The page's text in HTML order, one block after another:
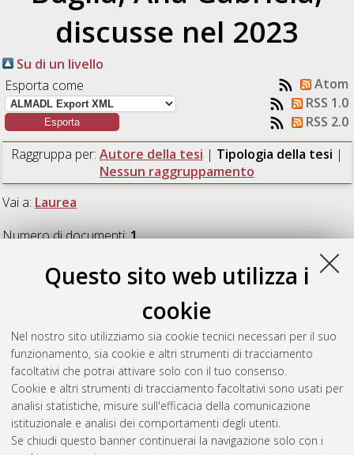
Questo sito web utilizza i
cookie
Nel nostro sito utilizziamo sia cookie tecnici necessari per il suo
funzionamento, sia cookie e altri strumenti di tracciamento
facoltativi che potrai attivare solo con il tuo consenso.
Cookie e altri strumenti di tracciamento facoltativi sono usati per
analisi statistiche, misure sull'efficacia della comunicazione
istituzionale e analisi dei comportamenti degli utenti.
Se chiudi questo banner continuerai la navigazione solo con i
discusse nel 2023
Su di un livello
Esporta come
Atom
RSS 1.0
RSS 2.0
Raggruppa per: Autore della tesi | Tipologia della tesi |
Nessun raggruppamento
Vai a: Laurea
Numero di documenti:1.
Laurea
Costa degli Dei. [Laurea], Università di Bologna, Corso di
Studio inViticoltura ed enologia [L-DM270] - Cesena,
Documento full-text non disponibile
Questa lista e' stata generata ilThu Aug 6 01:04:56 2026
CEST